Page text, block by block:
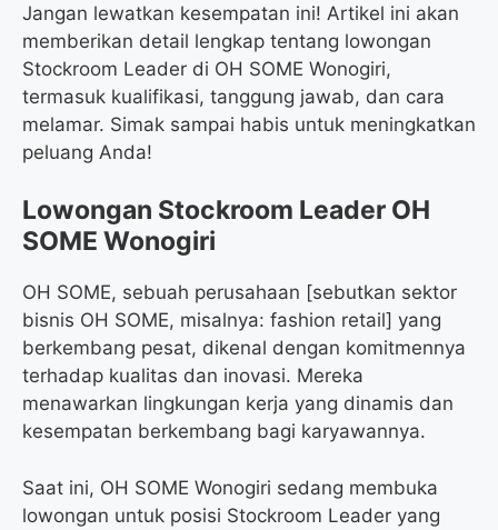
Jangan lewatkan kesempatan ini! Artikel ini akan
memberikan detail lengkap tentang lowongan
Stockroom Leader di OH SOME Wonogiri,
termasuk kualifikasi, tanggung jawab, dan cara
melamar. Simak sampai habis untuk meningkatkan
peluang Anda!
Lowongan Stockroom Leader OH
SOME Wonogiri
OH SOME, sebuah perusahaan [sebutkan sektor
bisnis OH SOME, misalnya: fashion retail] yang
berkembang pesat, dikenal dengan komitmennya
terhadap kualitas dan inovasi. Mereka
menawarkan lingkungan kerja yang dinamis dan
kesempatan berkembang bagi karyawannya.
Saat ini, OH SOME Wonogiri sedang membuka
lowongan untuk posisi Stockroom Leader yang